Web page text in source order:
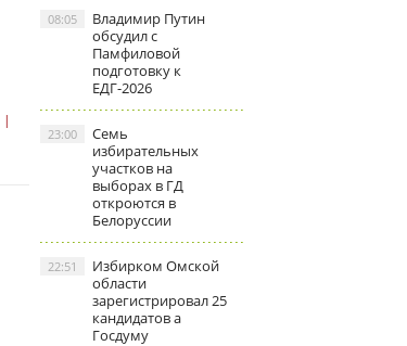
|
Владимир Путин
обсудил с
Памфиловой
подготовку к
ЕДГ-2026
08:05
Семь
избирательных
участков на
выборах в ГД
откроются в
Белоруссии
23:00
Избирком Омской
области
зарегистрировал 25
кандидатов а
Госдуму
22:51